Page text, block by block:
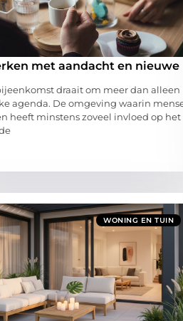
met aandacht en nieuwe
draait om meer dan alleen
agenda. De omgeving waarin
heeft minstens zoveel invloed op het
WONING EN TUIN